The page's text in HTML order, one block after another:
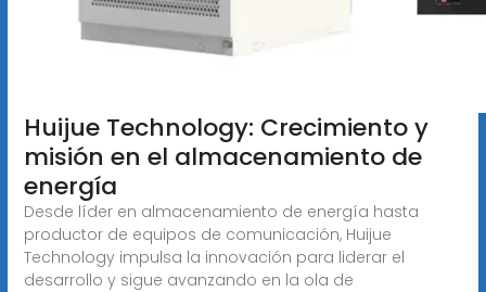
Huijue Technology: Crecimiento y
misión en el almacenamiento de
energía
Desde líder en almacenamiento de energía hasta
productor de equipos de comunicación, Huijue
Technology impulsa la innovación para liderar el
desarrollo y sigue avanzando en la ola de